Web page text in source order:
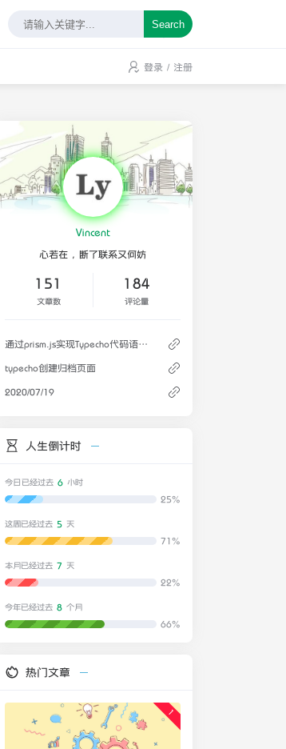
Search
登录 / 注册
a>" target="_blank"><span
img/02.jpg"></a>"
view/img/03.jpg"></a>"
Vincent
心若在，断了联系又何妨
151
文章数
184
评论量
通过prism.js实现Typecho代码语法高亮
typecho创建归档页面
2020/07/19
人生倒计时
今日已经过去 6 小时
25%
这周已经过去 5 天
71%
本月已经过去 7 天
22%
今年已经过去 8 个月
66%
热门文章
1